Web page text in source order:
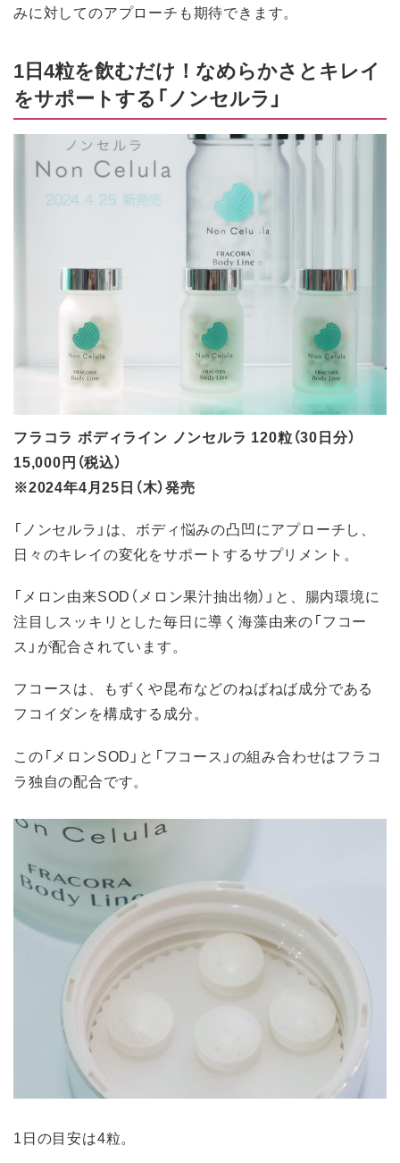
みに対してのアプローチも期待できます。
1日4粒を飲むだけ！なめらかさとキレイ
をサポートする「ノンセルラ」
フラコラ ボディライン ノンセルラ 120粒（30日分）
15,000円（税込）
※2024年4月25日（木）発売
「ノンセルラ」は、ボディ悩みの凸凹にアプローチし、
日々のキレイの変化をサポートするサプリメント。
「メロン由来SOD（メロン果汁抽出物）」と、腸内環境に
注目しスッキリとした毎日に導く海藻由来の「フコー
ス」が配合されています。
フコースは、もずくや昆布などのねばねば成分である
フコイダンを構成する成分。
この「メロンSOD」と「フコース」の組み合わせはフラコ
ラ独自の配合です。
1日の目安は4粒。